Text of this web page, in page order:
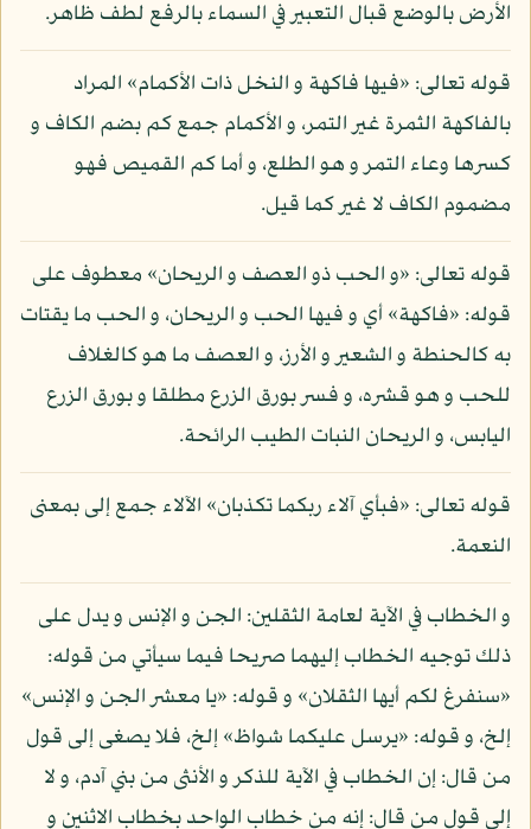
الأرض بالوضع قبال التعبير في السماء بالرفع لطف ظاهر.
قوله تعالى: «فيها فاكهة و النخل ذات الأكمام» المراد
بالفاكهة الثمرة غير التمر، و الأكمام جمع كم بضم الكاف و
كسرها وعاء التمر و هو الطلع، و أما كم القميص فهو
مضموم الكاف لا غير كما قيل.
قوله تعالى: «و الحب ذو العصف و الريحان» معطوف على
قوله: «فاكهة» أي و فيها الحب و الريحان، و الحب ما يقتات
به كالحنطة و الشعير و الأرز، و العصف ما هو كالغلاف
للحب و هو قشره، و فسر بورق الزرع مطلقا و بورق الزرع
اليابس، و الريحان النبات الطيب الرائحة.
قوله تعالى: «فبأي آلاء ربكما تكذبان» الآلاء جمع إلى بمعنى
النعمة.
و الخطاب في الآية لعامة الثقلين: الجن و الإنس و يدل على
ذلك توجيه الخطاب إليهما صريحا فيما سيأتي من قوله:
«سنفرغ لكم أيها الثقلان» و قوله: «يا معشر الجن و الإنس»
إلخ، و قوله: «يرسل عليكما شواظ» إلخ، فلا يصغى إلى قول
من قال: إن الخطاب في الآية للذكر و الأنثى من بني آدم، و لا
إلى قول من قال: إنه من خطاب الواحد بخطاب الاثنين و